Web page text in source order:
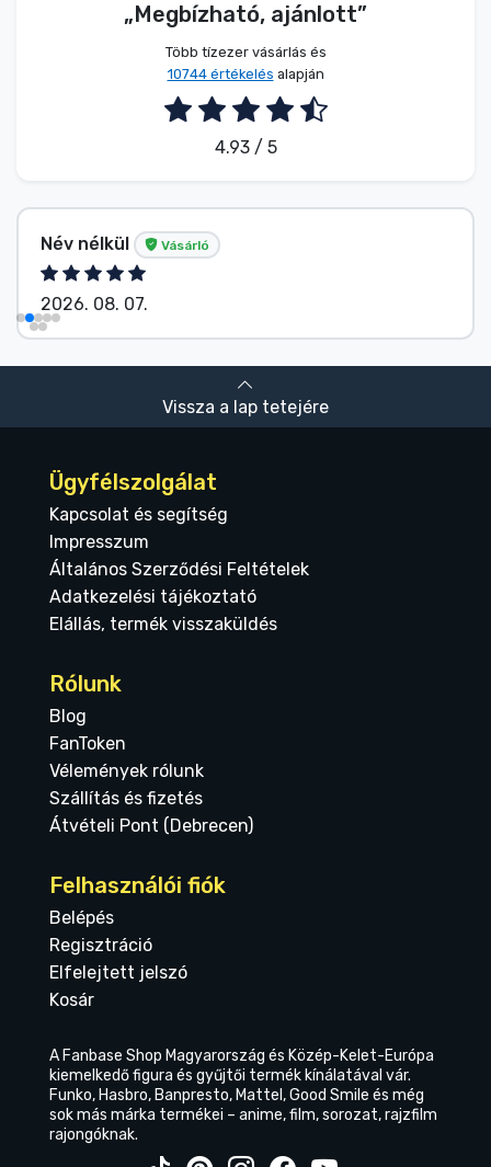
„Megbízható, ajánlott”
Több tízezer vásárlás és
10744 értékelés alapján
4.93 / 5
Név nélkül Vásárló
2026. 08. 07.
Vissza a lap tetejére
Ügyfélszolgálat
Kapcsolat és segítség
Impresszum
Általános Szerződési Feltételek
Adatkezelési tájékoztató
Elállás, termék visszaküldés
Rólunk
Blog
FanToken
Vélemények rólunk
Szállítás és fizetés
Átvételi Pont (Debrecen)
Felhasználói fiók
Belépés
Regisztráció
Elfelejtett jelszó
Kosár
A Fanbase Shop Magyarország és Közép-Kelet-Európa
kiemelkedő figura és gyűjtői termék kínálatával vár.
Funko, Hasbro, Banpresto, Mattel, Good Smile és még
sok más márka termékei – anime, film, sorozat, rajzfilm
rajongóknak.